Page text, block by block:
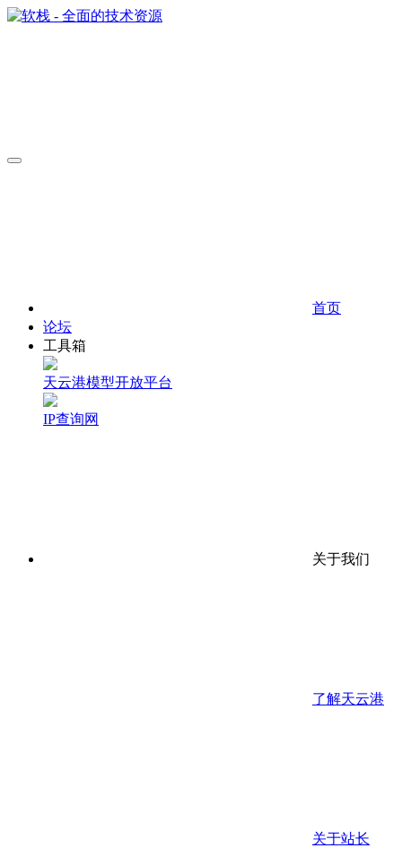
首页
论坛
工具箱
天云港模型开放平台
IP查询网
关于我们
了解天云港
关于站长